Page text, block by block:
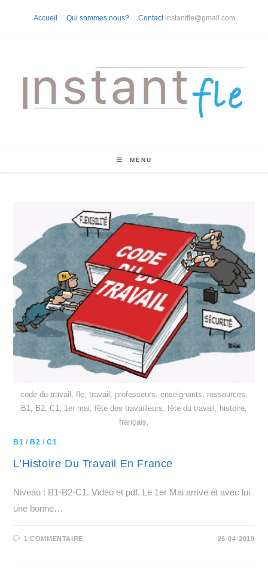
Accueil Qui sommes nous? Contact instantfle@gmail.com
MENU
code du travail, fle, travail, professeurs, enseignants, ressources,
B1, B2, C1, 1er mai, fête des travailleurs, fête du travail, histoire,
français,
B1 /B2 /C1
L’Histoire Du Travail En France
Niveau : B1-B2-C1. Vidéo et pdf. Le 1er Mai arrive et avec lui
une bonne…
1 COMMENTAIRE 26-04-2019